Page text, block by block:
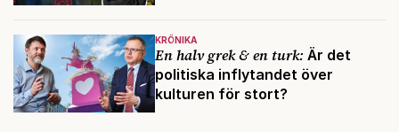
KRÖNIKA
En halv grek & en turk: Är det
politiska inflytandet över
kulturen för stort?